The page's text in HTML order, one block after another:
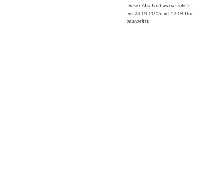
Dieser Abschnitt wurde zuletzt
am 23.03.2016 um 12:04 Uhr
bearbeitet.